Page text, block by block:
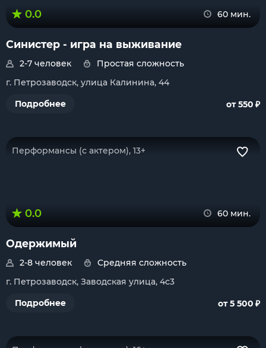
0.0 60 мин.
Синистер - игра на выживание
2-7 человек
Простая сложность
г. Петрозаводск, улица Калинина, 44
Подробнее
от 550 ₽
Перформансы (с актером), 13+
0.0 60 мин.
Одержимый
2-8 человек
Средняя сложность
г. Петрозаводск, Заводская улица, 4с3
Подробнее
от 5 500 ₽